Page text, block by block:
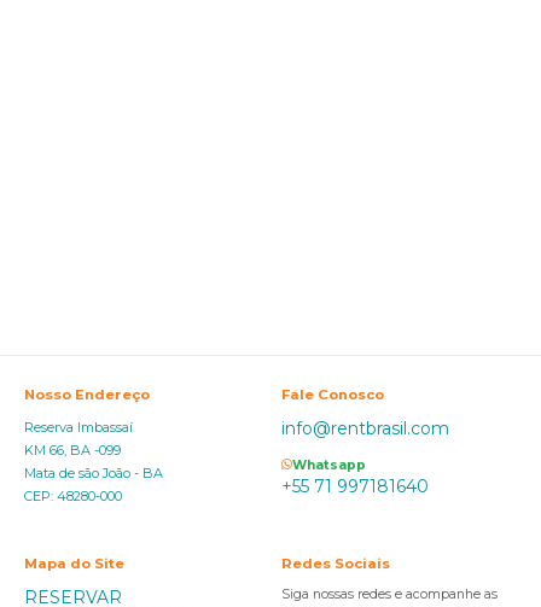
Nosso Endereço
Reserva Imbassaí
KM 66, BA -099
Mata de são João - BA
CEP: 48280-000
Fale Conosco
info@rentbrasil.com
Whatsapp
+55 71 997181640
Mapa do Site
RESERVAR
Redes Sociais
Siga nossas redes e acompanhe as